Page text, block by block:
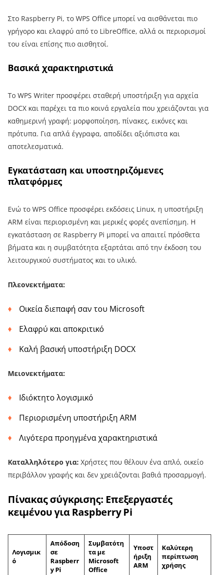
Στο Raspberry Pi, το WPS Office μπορεί να αισθάνεται πιο
γρήγορο και ελαφρύ από το LibreOffice, αλλά οι περιορισμοί
του είναι επίσης πιο αισθητοί.
Βασικά χαρακτηριστικά
Το WPS Writer προσφέρει σταθερή υποστήριξη για αρχεία
DOCX και παρέχει τα πιο κοινά εργαλεία που χρειάζονται για
καθημερινή γραφή: μορφοποίηση, πίνακες, εικόνες και
πρότυπα. Για απλά έγγραφα, αποδίδει αξιόπιστα και
αποτελεσματικά.
Εγκατάσταση και υποστηριζόμενες
πλατφόρμες
Ενώ το WPS Office προσφέρει εκδόσεις Linux, η υποστήριξη
ARM είναι περιορισμένη και μερικές φορές ανεπίσημη. Η
εγκατάσταση σε Raspberry Pi μπορεί να απαιτεί πρόσθετα
βήματα και η συμβατότητα εξαρτάται από την έκδοση του
λειτουργικού συστήματος και το υλικό.
Πλεονεκτήματα:
Οικεία διεπαφή σαν του Microsoft
Ελαφρύ και αποκριτικό
Καλή βασική υποστήριξη DOCX
Μειονεκτήματα:
Ιδιόκτητο λογισμικό
Περιορισμένη υποστήριξη ARM
Λιγότερα προηγμένα χαρακτηριστικά
Καταλληλότερο για: Χρήστες που θέλουν ένα απλό, οικείο
περιβάλλον γραφής και δεν χρειάζονται βαθιά προσαρμογή.
Πίνακας σύγκρισης: Επεξεργαστές
κειμένου για Raspberry Pi
Λογισμικ
ό
Απόδοση
σε
Raspberr
y Pi
Συμβατότη
τα με
Microsoft
Office
Υποστ
ήριξη
ARM
Καλύτερη
περίπτωση
χρήσης